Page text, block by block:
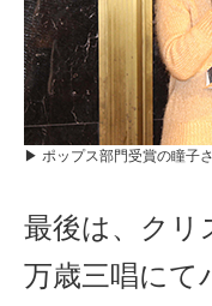
▶ ポップス部門受賞の瞳子
最後は、クリ
万歳三唱にて